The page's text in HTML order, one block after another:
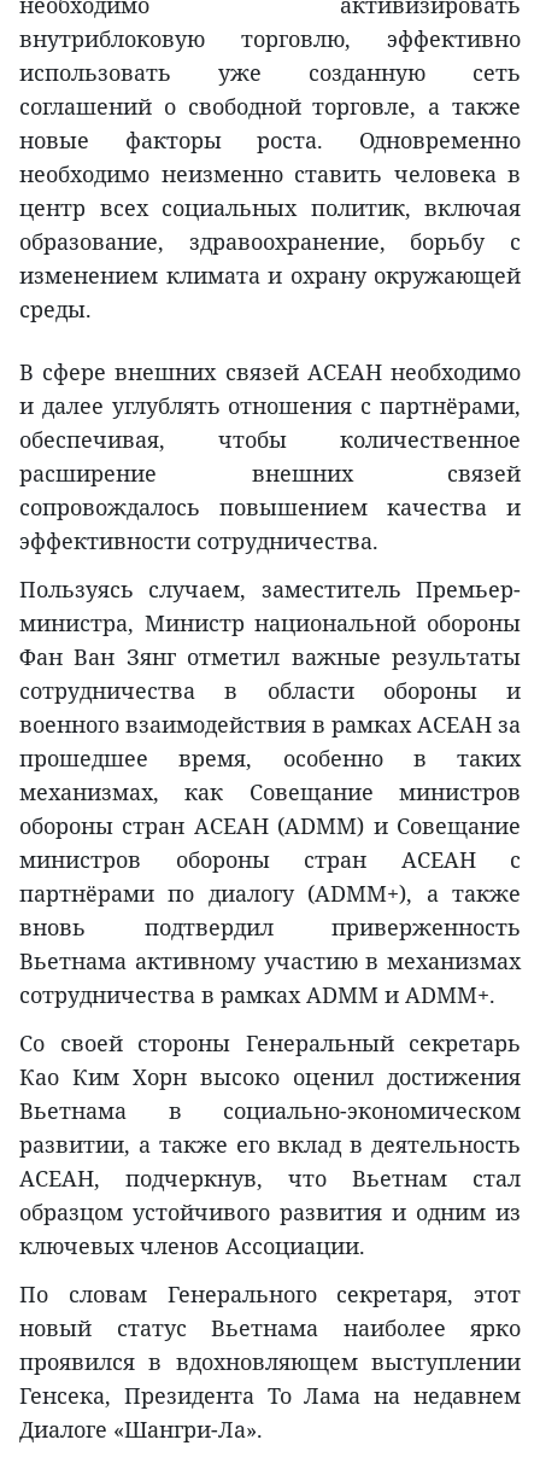
внутриблоковую торговлю, эффективно
использовать уже созданную сеть
соглашений о свободной торговле, а также
новые факторы роста. Одновременно
необходимо неизменно ставить человека в
центр всех социальных политик, включая
образование, здравоохранение, борьбу с
изменением климата и охрану окружающей
среды.
В сфере внешних связей АСЕАН необходимо
и далее углублять отношения с партнёрами,
обеспечивая, чтобы количественное
расширение внешних связей
сопровождалось повышением качества и
эффективности сотрудничества.
Пользуясь случаем, заместитель Премьер-
министра, Министр национальной обороны
Фан Ван Зянг отметил важные результаты
сотрудничества в области обороны и
военного взаимодействия в рамках АСЕАН за
прошедшее время, особенно в таких
механизмах, как Совещание министров
обороны стран АСЕАН (ADMM) и Совещание
министров обороны стран АСЕАН с
партнёрами по диалогу (ADMM+), а также
вновь подтвердил приверженность
Вьетнама активному участию в механизмах
сотрудничества в рамках ADMM и ADMM+.
Со своей стороны Генеральный секретарь
Као Ким Хорн высоко оценил достижения
Вьетнама в социально-экономическом
развитии, а также его вклад в деятельность
АСЕАН, подчеркнув, что Вьетнам стал
образцом устойчивого развития и одним из
ключевых членов Ассоциации.
По словам Генерального секретаря, этот
новый статус Вьетнама наиболее ярко
проявился в вдохновляющем выступлении
Генсека, Президента То Лама на недавнем
Диалоге «Шангри-Ла».